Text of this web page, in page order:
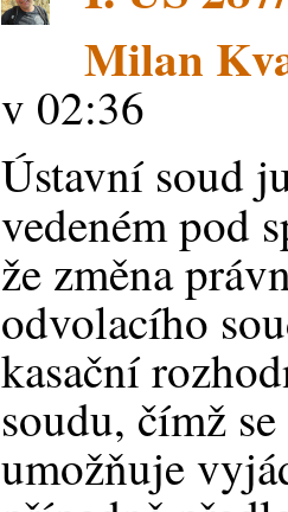
Milan
v 02:36
Ústavní soud
vedeném pod
že změna
odvolacího
kasační
soudu, čímž
umožňuje